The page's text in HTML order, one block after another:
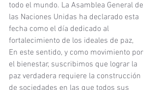
todo el mundo. La Asamblea General de
las Naciones Unidas ha declarado esta
fecha como el día dedicado al
fortalecimiento de los ideales de paz,
En este sentido, y como movimiento por
el bienestar, suscribimos que lograr la
paz verdadera requiere la construcción
de sociedades en las que todos sus